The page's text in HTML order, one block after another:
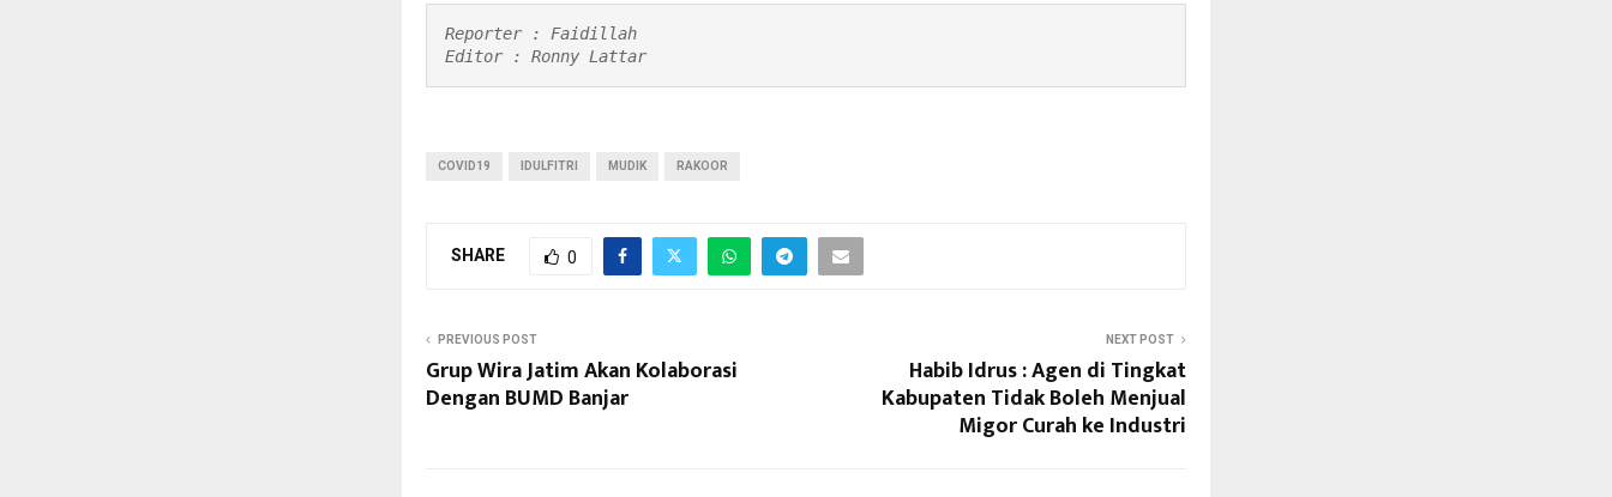
Reporter : Faidillah
Editor : Ronny Lattar
COVID19 IDULFITRI MUDIK RAKOOR
SHARE 0
PREVIOUS POST
Grup Wira Jatim Akan Kolaborasi
Dengan BUMD Banjar
NEXT POST
Habib Idrus : Agen di Tingkat
Kabupaten Tidak Boleh Menjual
Migor Curah ke Industri